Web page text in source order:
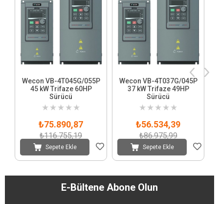
Wecon VB-4T045G/055P
45 kW Trifaze 60HP
Sürücü
★ ★ ★ ★ ★
₺75.890,87
₺116.755,19
Sepete Ekle
Wecon VB-4T037G/045P
37 kW Trifaze 49HP
Sürücü
★ ★ ★ ★ ★
₺56.534,39
₺86.975,99
Sepete Ekle
E-Bültene Abone Olun